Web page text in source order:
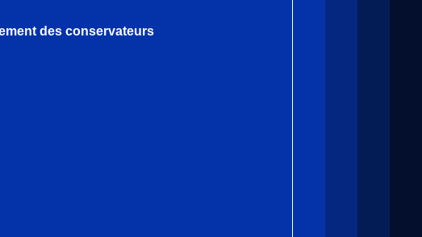
des conservateurs